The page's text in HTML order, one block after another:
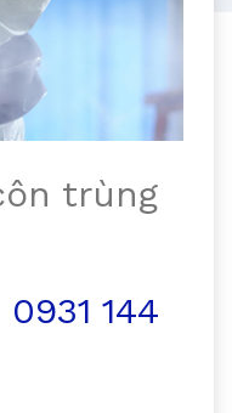
trùng
0931 144